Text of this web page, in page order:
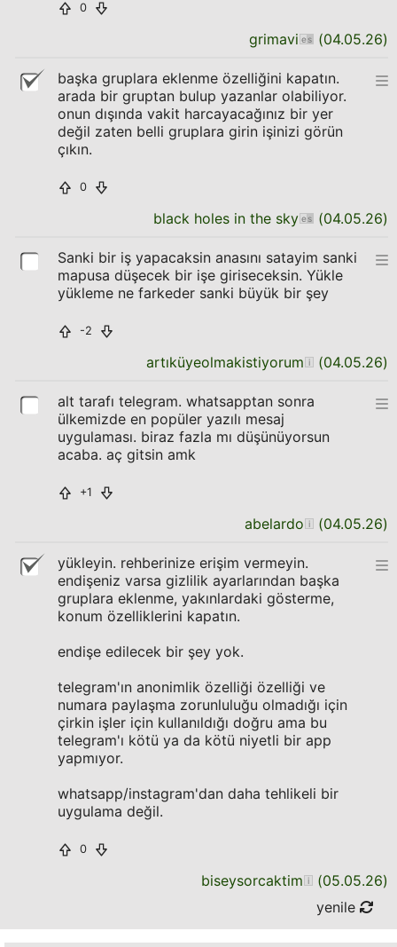
0
grimavi (04.05.26)
başka gruplara eklenme özelliğini kapatın.
arada bir gruptan bulup yazanlar olabiliyor.
onun dışında vakit harcayacağınız bir yer
değil zaten belli gruplara girin işinizi görün
çıkın.
0
black holes in the sky (04.05.26)
Sanki bir iş yapacaksin anasını satayim sanki
mapusa düşecek bir işe giriseceksin. Yükle
yükleme ne farkeder sanki büyük bir şey
-2
artıküyeolmakistiyorum (04.05.26)
alt tarafı telegram. whatsapptan sonra
ülkemizde en popüler yazılı mesaj
uygulaması. biraz fazla mı düşünüyorsun
acaba. aç gitsin amk
+1
abelardo (04.05.26)
yükleyin. rehberinize erişim vermeyin.
endişeniz varsa gizlilik ayarlarından başka
gruplara eklenme, yakınlardaki gösterme,
konum özelliklerini kapatın.
endişe edilecek bir şey yok.
telegram'ın anonimlik özelliği özelliği ve
numara paylaşma zorunluluğu olmadığı için
çirkin işler için kullanıldığı doğru ama bu
telegram'ı kötü ya da kötü niyetli bir app
yapmıyor.
whatsapp/instagram'dan daha tehlikeli bir
uygulama değil.
0
biseysorcaktim (05.05.26)
yenile